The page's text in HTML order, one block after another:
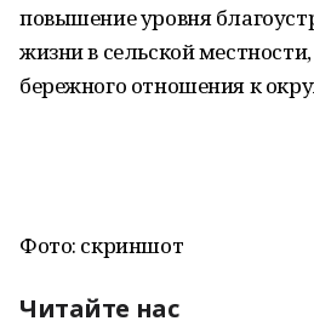
повышение уровня
жизни в сельской
бережного отношения к
Фото: скриншот
Читайте нас